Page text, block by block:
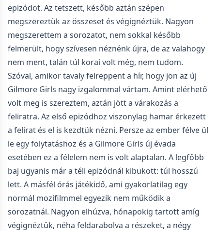
epizódot. Az tetszett, később aztán szépen
megszereztük az összeset és végignéztük. Nagyon
megszerettem a sorozatot, nem sokkal később
felmerült, hogy szívesen néznénk újra, de az valahogy
nem ment, talán túl korai volt még, nem tudom.
Szóval, amikor tavaly felreppent a hír, hogy jön az új
Gilmore Girls nagy izgalommal vártam. Amint elérhető
volt meg is szereztem, aztán jött a várakozás a
feliratra. Az első epizódhoz viszonylag hamar érkezett
a felirat és el is kezdtük nézni. Persze az ember félve ül
le egy folytatáshoz és a Gilmore Girls új évada
esetében ez a félelem nem is volt alaptalan. A legfőbb
baj ugyanis már a téli epizódnál kibukott: túl hosszú
lett. A másfél órás játékidő, ami gyakorlatilag egy
normál mozifilmmel egyezik nem működik a
sorozatnál. Nagyon elhúzva, hónapokig tartott amíg
végignéztük, néha feldarabolva a részeket, a négy